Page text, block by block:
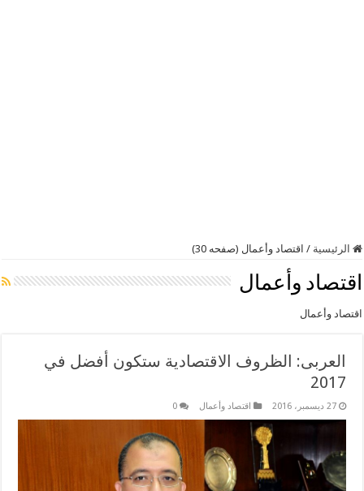
الرئيسية / اقتصاد وأعمال (صفحه 30)
اقتصاد وأعمال
اقتصاد وأعمال
العربى: الظروف الاقتصادية ستكون أفضل في
2017
27 ديسمبر، 2016 اقتصاد وأعمال 0